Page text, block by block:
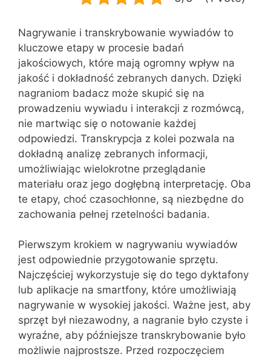
Nagrywanie i transkrybowanie wywiadów to
kluczowe etapy w procesie badań
jakościowych, które mają ogromny wpływ na
jakość i dokładność zebranych danych. Dzięki
nagraniom badacz może skupić się na
prowadzeniu wywiadu i interakcji z rozmówcą,
nie martwiąc się o notowanie każdej
odpowiedzi. Transkrypcja z kolei pozwala na
dokładną analizę zebranych informacji,
umożliwiając wielokrotne przeglądanie
materiału oraz jego dogłębną interpretację. Oba
te etapy, choć czasochłonne, są niezbędne do
zachowania pełnej rzetelności badania.
Pierwszym krokiem w nagrywaniu wywiadów
jest odpowiednie przygotowanie sprzętu.
Najczęściej wykorzystuje się do tego dyktafony
lub aplikacje na smartfony, które umożliwiają
nagrywanie w wysokiej jakości. Ważne jest, aby
sprzęt był niezawodny, a nagranie było czyste i
wyraźne, aby późniejsze transkrybowanie było
możliwie najprostsze. Przed rozpoczęciem